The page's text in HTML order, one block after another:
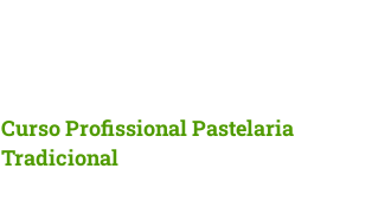
Curso Profissional Pastelaria
Tradicional